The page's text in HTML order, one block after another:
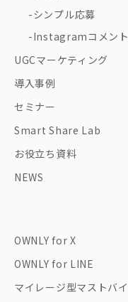
シンプル応募
Instagramコメント
UGCマーケティング
導入事例
セミナー
Smart Share Lab
お役立ち資料
NEWS
OWNLY for X
OWNLY for LINE
マイレージ型マストバイ